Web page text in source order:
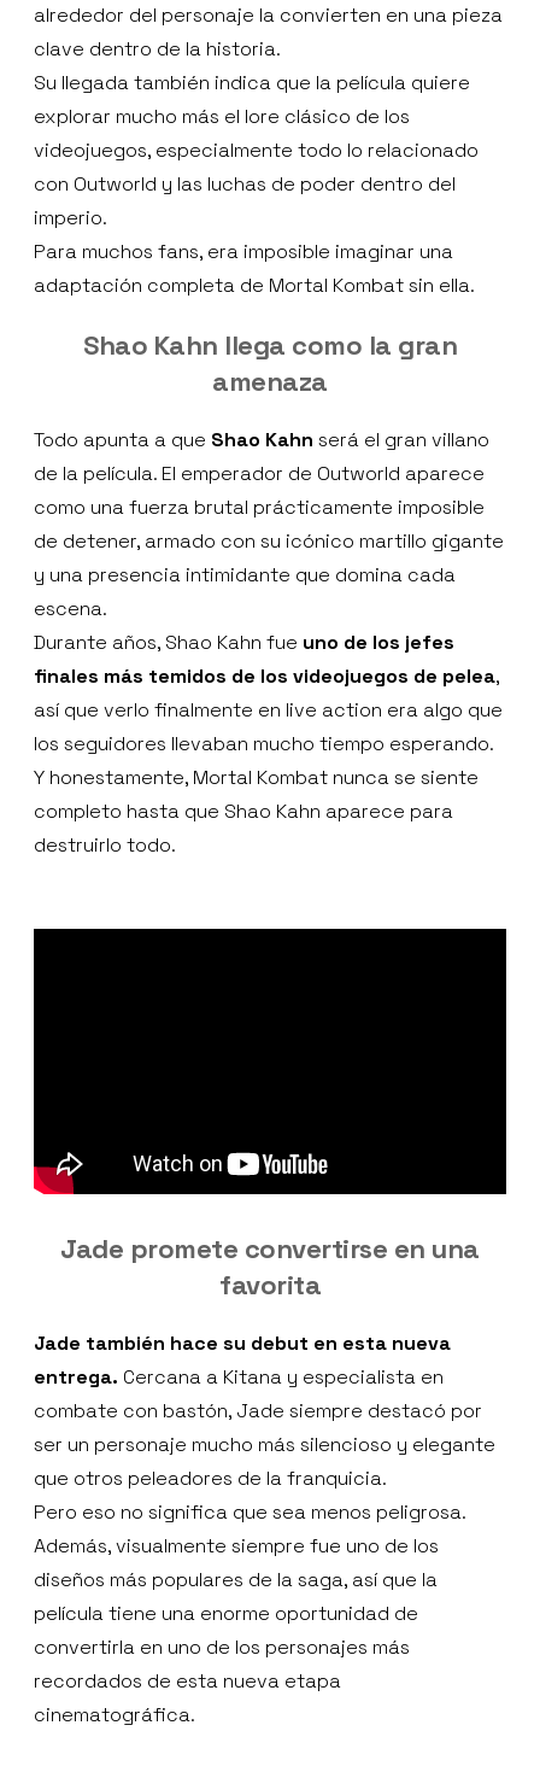
alrededor del personaje la convierten en una pieza
clave dentro de la historia.
Su llegada también indica que la película quiere
explorar mucho más el lore clásico de los
videojuegos, especialmente todo lo relacionado
con Outworld y las luchas de poder dentro del
imperio.
Para muchos fans, era imposible imaginar una
adaptación completa de Mortal Kombat sin ella.
Shao Kahn llega como la gran
amenaza
Todo apunta a que Shao Kahn será el gran villano
de la película. El emperador de Outworld aparece
como una fuerza brutal prácticamente imposible
de detener, armado con su icónico martillo gigante
y una presencia intimidante que domina cada
escena.
Durante años, Shao Kahn fue uno de los jefes
finales más temidos de los videojuegos de pelea,
así que verlo finalmente en live action era algo que
los seguidores llevaban mucho tiempo esperando.
Y honestamente, Mortal Kombat nunca se siente
completo hasta que Shao Kahn aparece para
destruirlo todo.
Jade promete convertirse en una
favorita
Jade también hace su debut en esta nueva
entrega. Cercana a Kitana y especialista en
combate con bastón, Jade siempre destacó por
ser un personaje mucho más silencioso y elegante
que otros peleadores de la franquicia.
Pero eso no significa que sea menos peligrosa.
Además, visualmente siempre fue uno de los
diseños más populares de la saga, así que la
película tiene una enorme oportunidad de
convertirla en uno de los personajes más
recordados de esta nueva etapa
cinematográfica.